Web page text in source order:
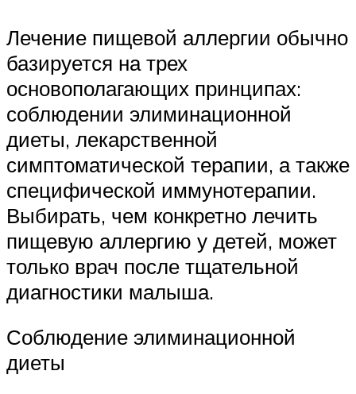
Лечение пищевой аллергии обычно
базируется на трех
основополагающих принципах:
соблюдении элиминационной
диеты, лекарственной
симптоматической терапии, а также
специфической иммунотерапии.
Выбирать, чем конкретно лечить
пищевую аллергию у детей, может
только врач после тщательной
диагностики малыша.
Соблюдение элиминационной
диеты